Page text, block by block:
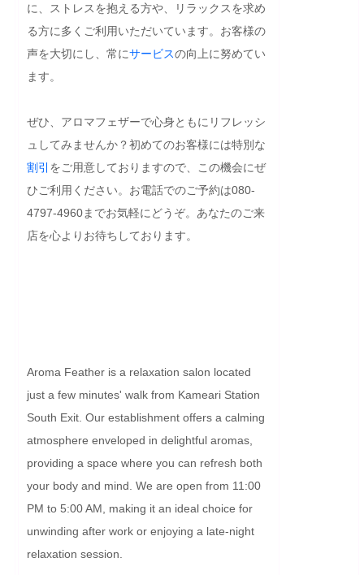
に、ストレスを抱える方や、リラックスを求め
る方に多くご利用いただいています。お客様の
声を大切にし、常にサービスの向上に努めてい
ます。
ぜひ、アロマフェザーで心身ともにリフレッシ
ュしてみませんか？初めてのお客様には特別な
割引 をご用意しておりますので、この機会にぜ
ひご利用ください。お電話でのご予約は080-
4797-4960までお気軽にどうぞ。あなたのご来
店を心よりお待ちしております。
Aroma Feather is a relaxation salon located
just a few minutes' walk from Kameari Station
South Exit. Our establishment offers a calming
atmosphere enveloped in delightful aromas,
providing a space where you can refresh both
your body and mind. We are open from 11:00
PM to 5:00 AM, making it an ideal choice for
unwinding after work or enjoying a late-night
relaxation session.